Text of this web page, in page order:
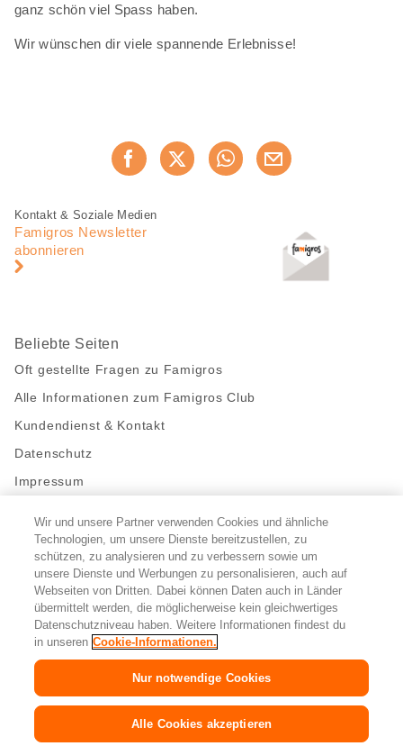
ganz schön viel Spass haben.
Wir wünschen dir viele spannende Erlebnisse!
Jetzt weiterempfehlen
Fusszeile
Fusszeile
Navigation
Kontakt & Soziale Medien
Famigros Newsletter
abonnieren
Beliebte Seiten
Oft gestellte Fragen zu Famigros
Alle Informationen zum Famigros Club
Kundendienst & Kontakt
Datenschutz
Impressum
Bleibe mit uns in Kontakt
Facebook
https://twitter.com/migros
https://www.youtube.com/user/
PinterestInstagram
Cookie-Einstellungen
© 2026 Migros-Genossenschafts-Bund
FR IT
Wir und unsere Partner verwenden Cookies und ähnliche
Technologien, um unsere Dienste bereitzustellen, zu
schützen, zu analysieren und zu verbessern sowie um
unsere Dienste und Werbungen zu personalisieren, auch auf
Webseiten von Dritten. Dabei können Daten auch in Länder
übermittelt werden, die möglicherweise kein gleichwertiges
Datenschutzniveau haben. Weitere Informationen findest du
in unseren Cookie-Informationen.
Nur notwendige Cookies
Alle Cookies akzeptieren